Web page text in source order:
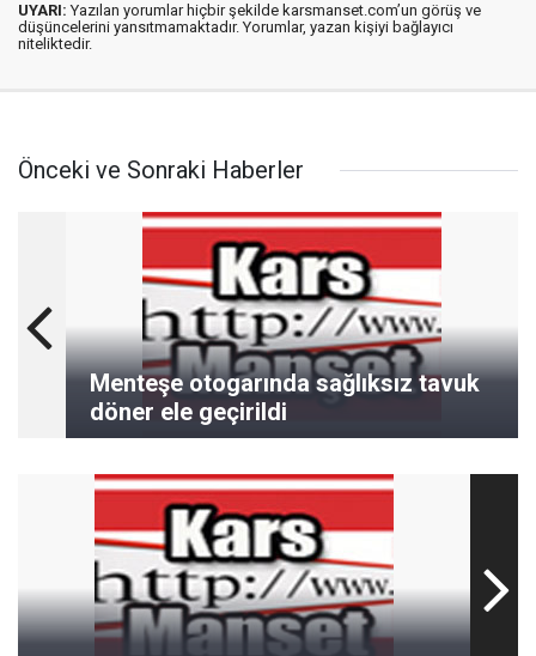
UYARI: Yazılan yorumlar hiçbir şekilde karsmanset.com’un görüş ve
düşüncelerini yansıtmamaktadır. Yorumlar, yazan kişiyi bağlayıcı
niteliktedir.
Önceki ve Sonraki Haberler
Menteşe otogarında sağlıksız tavuk
döner ele geçirildi